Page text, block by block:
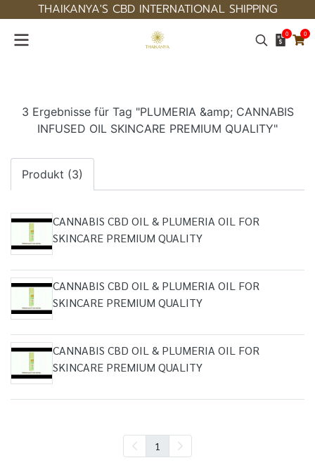
THAIKANYA'S CBD INTERNATIONAL SHIPPING
0 0
3 Ergebnisse für Tag "PLUMERIA &amp; CANNABIS
INFUSED OIL SKINCARE PREMIUM QUALITY"
Produkt (3)
CANNABIS CBD OIL & PLUMERIA OIL FOR
SKINCARE PREMIUM QUALITY
CANNABIS CBD OIL & PLUMERIA OIL FOR
SKINCARE PREMIUM QUALITY
CANNABIS CBD OIL & PLUMERIA OIL FOR
SKINCARE PREMIUM QUALITY
1